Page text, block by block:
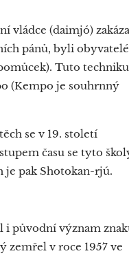
vládce (daimjó)
pánů, byli obyvatelé
Tuto techniku
(Kempo je souhrnný
se v 19. století
času se tyto
je pak Shotokan-rjú.
i původní význam
zemřel v roce 1957 ve